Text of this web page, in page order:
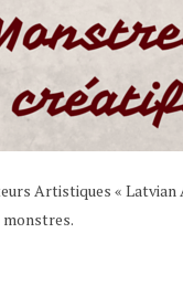
Artistiques «
monstres.